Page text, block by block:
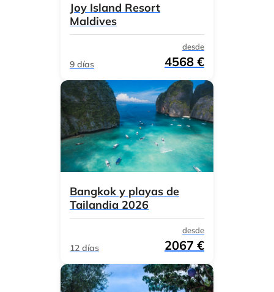
Joy Island Resort
Maldives
9 días
desde
4568 €
Bangkok y playas de
Tailandia 2026
12 días
desde
2067 €